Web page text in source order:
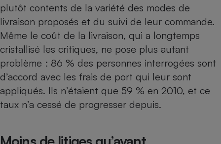
plutôt contents de la variété des modes de
livraison proposés et du suivi de leur commande.
Même le coût de la livraison, qui a longtemps
cristallisé les critiques, ne pose plus autant
problème : 86 % des personnes interrogées sont
d’accord avec les frais de port qui leur sont
appliqués. Ils n’étaient que 59 % en 2010, et ce
taux n’a cessé de progresser depuis.
Climatiseur -
Ventilateur
Antivirus
Climatiseur -
Ventilateur